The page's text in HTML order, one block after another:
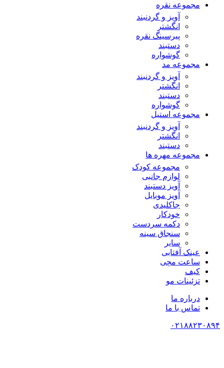
مجموعه نقره
آویز و گردنبند
انگشتر
پیرسینگ نقره
دستبند
گوشواره
مجموعه مد
آویز و گردنبند
انگشتر
دستبند
گوشواره
مجموعه استیل
آویز و گردنبند
انگشتر
دستبند
مجموعه مهره ها
مجموعه کودک
لوازم جانبی
آویز دستبند
آویز موبایل
جاکلیدی
خودکار
دکمه سردست
سنجاق سینه
سایر
عینک آفتابی
ساعت مچی
کیف
تزئینات مو
درباره ما
تماس با ما
۰۲۱۸۸۲۳۰۸۹۴